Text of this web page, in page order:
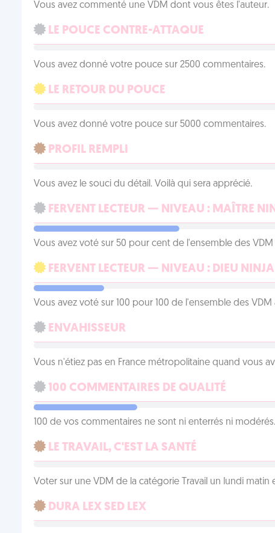
Vous avez commenté une VDM dont vous êtes l'auteur.
LE POUCE CONTRE-ATTAQUE
Vous avez donné votre pouce sur 2500 commentaires.
LE RETOUR DU POUCE
Vous avez donné votre pouce sur 5000 commentaires.
PROFIL REMPLI
Vous avez le souci du détail. Voilà qui sera apprécié.
FERVENT LECTEUR — NIVEAU : MAÎTRE
Vous avez voté sur 50 pour cent de l'ensemble des VDM
FERVENT LECTEUR — NIVEAU : DIEU NINJA
Vous avez voté sur 100 pour 100 de l'ensemble des VDM
ENVAHISSEUR
Vous n'étiez pas en France métropolitaine quand vous
100 COMMENTAIRES DE QUALITÉ
100 de vos commentaires ne sont ni enterrés ni
LE TRAVAIL, C'EST LA SANTÉ
Voter sur une VDM de la catégorie Travail un lundi matin
DURA LEX SED LEX